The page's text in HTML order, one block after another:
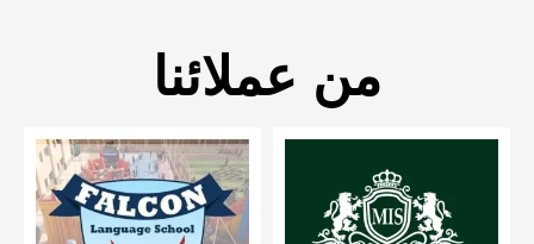
من عملائنا